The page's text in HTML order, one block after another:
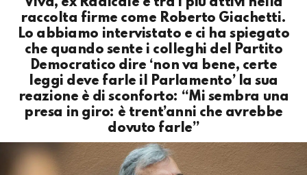
Viva, ex Radicale e tra i più attivi nella
raccolta firme come Roberto Giachetti.
Lo abbiamo intervistato e ci ha spiegato
che quando sente i colleghi del Partito
Democratico dire ‘non va bene, certe
leggi deve farle il Parlamento’ la sua
reazione è di sconforto: “Mi sembra una
presa in giro: è trent’anni che avrebbe
dovuto farle”